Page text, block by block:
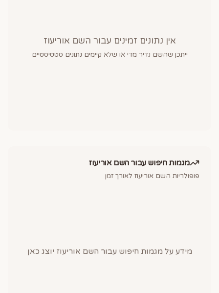
אין נתונים זמינים עבור השם אוריעוז
ייתכן שהשם נדיר מדי או שלא קיימים נתונים סטטיסטיים
מגמות חיפוש עבור השםאוריעוז
פופולריות השם אוריעוז לאורך זמן
מידע על מגמות חיפוש עבור השם אוריעוז יוצג כאן